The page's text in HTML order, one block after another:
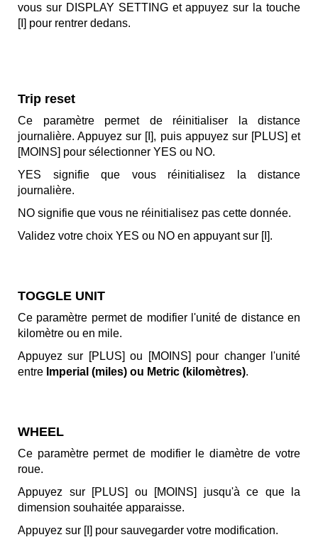
vous sur DISPLAY SETTING et appuyez sur la touche
[I] pour rentrer dedans.
Trip reset
Ce paramètre permet de réinitialiser la distance
journalière. Appuyez sur [I], puis appuyez sur [PLUS] et
[MOINS] pour sélectionner YES ou NO.
YES signifie que vous réinitialisez la distance
journalière.
NO signifie que vous ne réinitialisez pas cette donnée.
Validez votre choix YES ou NO en appuyant sur [I].
TOGGLE UNIT
Ce paramètre permet de modifier l'unité de distance en
kilomètre ou en mile.
Appuyez sur [PLUS] ou [MOINS] pour changer l'unité
entre Imperial (miles) ou Metric (kilomètres).
WHEEL
Ce paramètre permet de modifier le diamètre de votre
roue.
Appuyez sur [PLUS] ou [MOINS] jusqu'à ce que la
dimension souhaitée apparaisse.
Appuyez sur [I] pour sauvegarder votre modification.